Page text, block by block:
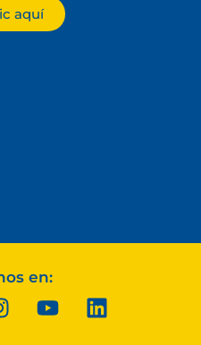
aquí
en: